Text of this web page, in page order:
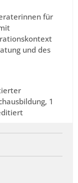
für
und des
1